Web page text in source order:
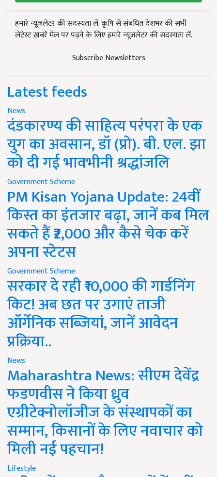
हमारे न्यूज़लेटर की सदस्यता लें. कृषि से संबंधित देशभर की सभी
लेटेस्ट ख़बरें मेल पर पढ़ने के लिए हमारे न्यूज़लेटर की सदस्यता लें.
Subscribe Newsletters
Latest feeds
News
दंडकारण्य की साहित्य परंपरा के एक
युग का अवसान, डॉ (प्रो). बी. एल. झा
को दी गई भावभीनी श्रद्धांजलि
Government Scheme
PM Kisan Yojana Update: 24वीं
किस्त का इंतजार बढ़ा, जानें कब मिल
सकते हैं ₹2,000 और कैसे चेक करें
अपना स्टेटस
Government Scheme
सरकार दे रही ₹10,000 की गार्डनिंग
किट! अब छत पर उगाएं ताजी
ऑर्गेनिक सब्जियां, जानें आवेदन
प्रक्रिया..
News
Maharashtra News: सीएम देवेंद्र
फडणवीस ने किया ध्रुव
एग्रीटेक्नोलॉजीज के संस्थापकों का
सम्मान, किसानों के लिए नवाचार को
मिली नई पहचान!
Lifestyle